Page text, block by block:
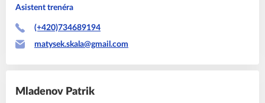
Asistent trenéra
(+420)734689194
matysek.skala@gmail.com
Patrik
Mladenov